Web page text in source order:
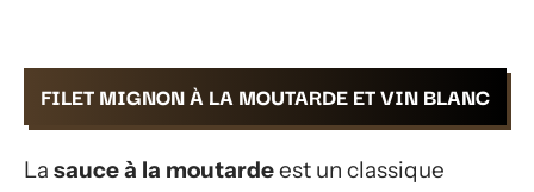
FILET MIGNON À LA MOUTARDE ET VIN BLANC
La sauce à la moutardeest un classique